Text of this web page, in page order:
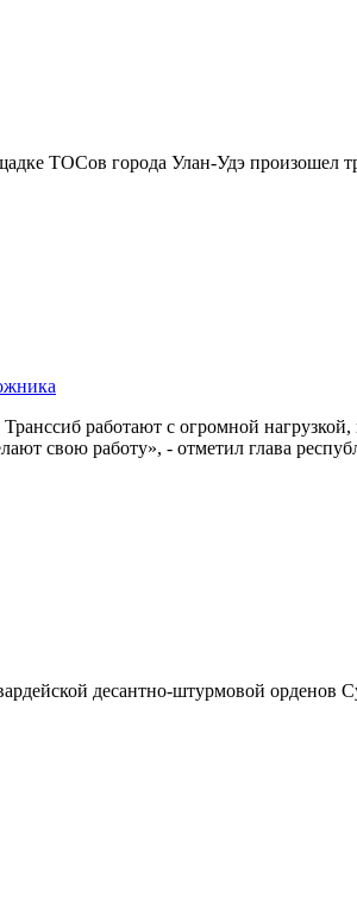
ТОСов города Улан-Удэ произошел
работают с огромной
свою работу», - отметил глава
десантно-штурмовой орденов